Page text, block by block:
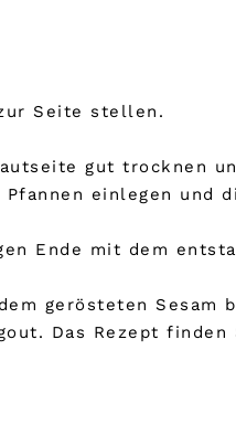
Seite stellen.
gut trocknen
einlegen und
Ende mit dem
gerösteten Sesam
Das Rezept